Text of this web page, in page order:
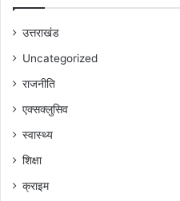
उत्तराखंड
Uncategorized
राजनीति
एक्सक्लुसिव
स्वास्थ्य
शिक्षा
क्राइम